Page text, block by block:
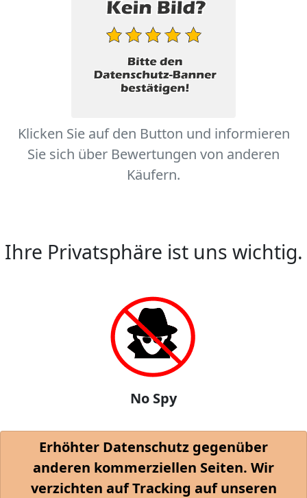
Klicken Sie auf den Button und informieren
Sie sich über Bewertungen von anderen
Käufern.
Ihre Privatsphäre ist uns wichtig.
No Spy
Erhöhter Datenschutz gegenüber
anderen kommerziellen Seiten. Wir
verzichten auf Tracking auf unseren